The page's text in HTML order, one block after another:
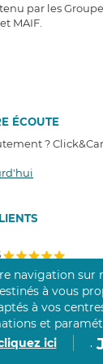
par les
MAIF.
ÉCOUTE
?
clients récoltés sur
navigation sur
à vous
à vos
et
ici
.